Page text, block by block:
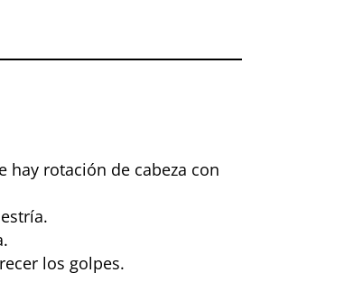
hay rotación de cabeza con
los golpes.